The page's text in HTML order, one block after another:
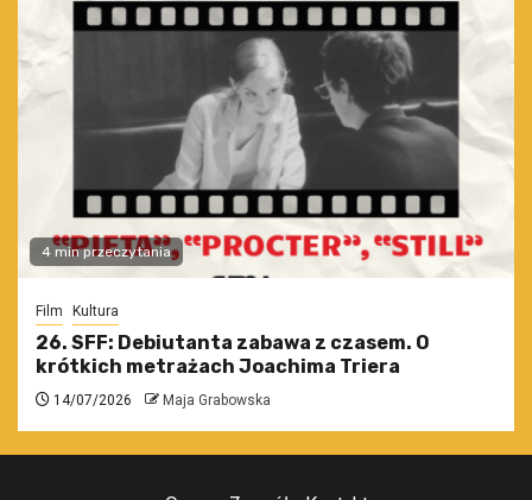
4 min przeczytania
Film Kultura
26. SFF: Debiutanta zabawa z czasem. O
krótkich metrażach Joachima Triera
14/07/2026 Maja Grabowska